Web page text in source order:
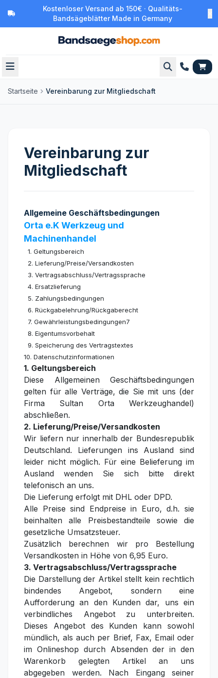
Kostenloser Versand ab 150€ · Qualitäts-
Bandsägeblätter Made in Germany
Startseite Vereinbarung zur Mitgliedschaft
Vereinbarung zur
Mitgliedschaft
Allgemeine Geschäftsbedingungen
Orta e.K Werkzeug und
Machinenhandel
1. Geltungsbereich
2. Lieferung/Preise/Versandkosten
3. Vertragsabschluss/Vertragssprache
4. Ersatzlieferung
5. Zahlungsbedingungen
6. Rückgabelehrung/Rückgaberecht
7. Gewährleistungsbedingungen7
8. Eigentumsvorbehalt
9. Speicherung des Vertragstextes
10. Datenschutzinformationen
1. Geltungsbereich
Diese Allgemeinen Geschäftsbedingungen
gelten für alle Verträge, die Sie mit uns (der
Firma Sultan Orta Werkzeughandel)
abschließen.
2. Lieferung/Preise/Versandkosten
Wir liefern nur innerhalb der Bundesrepublik
Deutschland. Lieferungen ins Ausland sind
leider nicht möglich. Für eine Belieferung im
Ausland wenden Sie sich bitte direkt
telefonisch an uns.
Die Lieferung erfolgt mit DHL oder DPD.
Alle Preise sind Endpreise in Euro, d.h. sie
beinhalten alle Preisbestandteile sowie die
gesetzliche Umsatzsteuer.
Zusätzlich berechnen wir pro Bestellung
Versandkosten in Höhe von 6,95 Euro.
3. Vertragsabschluss/Vertragssprache
Die Darstellung der Artikel stellt kein rechtlich
bindendes Angebot, sondern eine
Aufforderung an den Kunden dar, uns ein
verbindliches Angebot zu unterbreiten.
Dieses Angebot des Kunden kann sowohl
mündlich, als auch per Brief, Fax, Email oder
im Onlineshop durch Absenden der in den
Warenkorb gelegten Artikel an uns
abgegeben werden. Nach Eingang seiner